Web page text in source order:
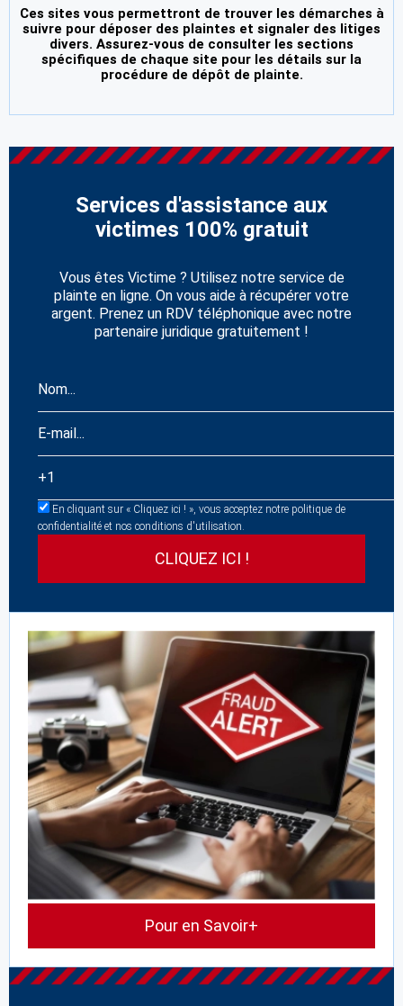
Ces sites vous permettront de trouver les démarches à
suivre pour déposer des plaintes et signaler des litiges
divers. Assurez-vous de consulter les sections
spécifiques de chaque site pour les détails sur la
procédure de dépôt de plainte.
Services d'assistance aux
victimes 100% gratuit
Vous êtes Victime ? Utilisez notre service de
plainte en ligne. On vous aide à récupérer votre
argent. Prenez un RDV téléphonique avec notre
partenaire juridique gratuitement !
En cliquant sur « Cliquez ici ! », vous acceptez notre politique de
confidentialité et nos conditions d'utilisation.
Pour en Savoir+